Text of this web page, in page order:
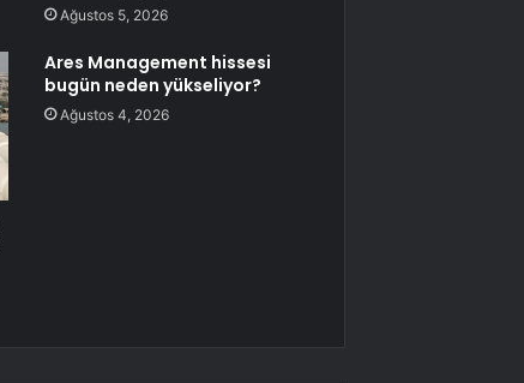
Ağustos 5, 2026
Ares Management hissesi
bugün neden yükseliyor?
Ağustos 4, 2026